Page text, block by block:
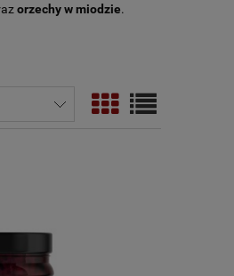
orzechy w miodzie.